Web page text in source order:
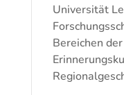
Universität
Bereichen